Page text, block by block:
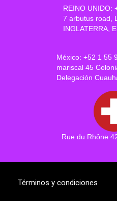
REINO UNIDO:
7 arbutus road,
INGLATERRA,
México: +52 1 55
mariscal 45
Delegación
Rue du Rhône
Términos y condiciones